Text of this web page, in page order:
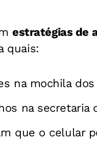
estratégias de
quais:
na mochila
na secretaria
que o celular